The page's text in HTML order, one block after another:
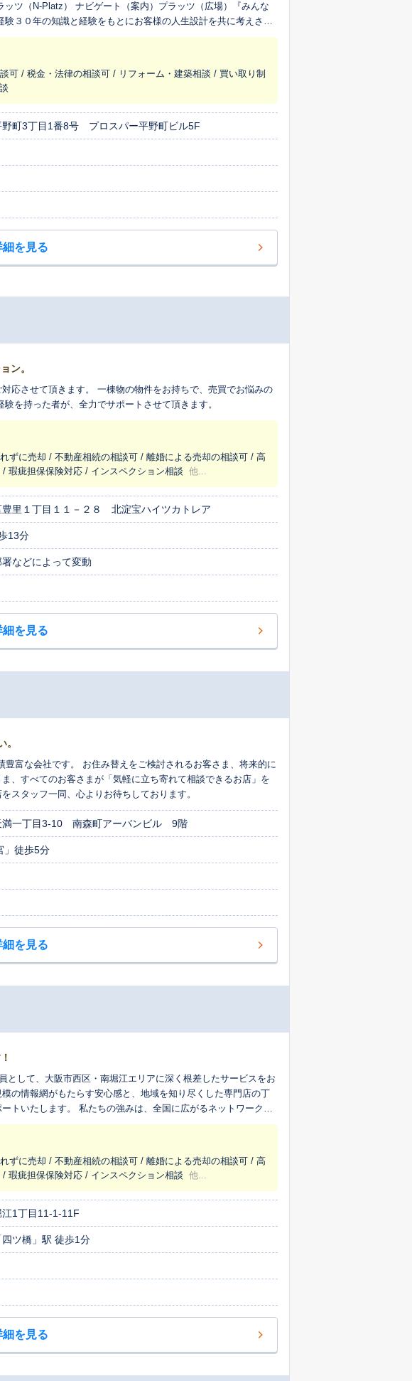
可 / 税金・法律の相談可 / リフォーム・建築相談 / 買い取り制
野町3丁目1番8号 プロスパー平野町ビル5F
細を見る
ン。
応させて頂きます。 一棟物の物件をお持ちで、売買でお悩みの
を持った者が、全力でサポートさせて頂きます。
ずに売却 / 不動産相続の相談可 / 離婚による売却の相談可 / 高
瑕疵担保保険対応 / インスペクション相談 他...
豊里１丁目１１－２８ 北淀宝ハイツカトレア
13分
などによって変動
細を見る
豊富な会社です。 お住み替えをご検討されるお客さま、将来的に
、すべてのお客さまが「気軽に立ち寄れて相談できるお店」を
スタッフ一同、心よりお待ちしております。
満一丁目3-10 南森町アーバンビル 9階
」徒歩5分
細を見る
として、大阪市西区・南堀江エリアに深く根差したサービスをお
の情報網がもたらす安心感と、地域を知り尽くした専門店の丁
国に広がるネットワークを
地の購入希望者様の情報を常に新しく共有しているため、より
豊富な情報力により、お客様の不動産の価値を正しく評価し、
、そして交通の便が良い四ツ橋。この地域の特性や市場の動
れない物件の魅力を的確に捉え、ご納得いただける査定価格を
いらっしゃるのか。私たちはまず、お客様のお話をじっくりと
丁寧にご説明し、ご納得いただけるまで対話を重ね、お客様に
願っています。相続された不動産や管理にお困りの空き家な
ウスドゥ大阪四ツ橋へお気軽にご相談ください。
ずに売却 / 不動産相続の相談可 / 離婚による売却の相談可 / 高
瑕疵担保保険対応 / インスペクション相談 他...
1丁目11-1-11F
ツ橋」駅 徒歩1分
細を見る